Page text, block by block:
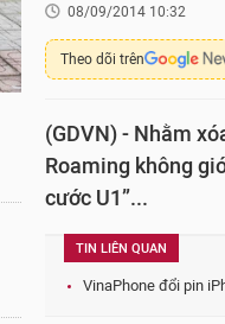
08/09/2014 10:32
Theo dõi trên
(GDVN) - Nhằm
Roaming không
cước U1”...
TIN LIÊN QUAN
VinaPhone đổi pin